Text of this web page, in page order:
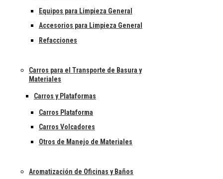
Equipos para Limpieza General
Accesorios para Limpieza General
Refacciones
Carros para el Transporte de Basura y
Materiales
Carros y Plataformas
Carros Plataforma
Carros Volcadores
Otros de Manejo de Materiales
Aromatización de Oficinas y Baños